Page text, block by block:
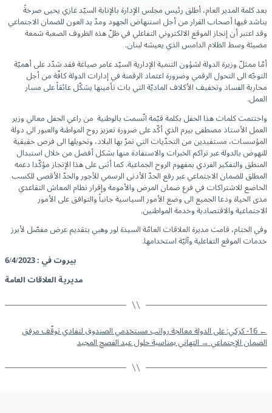
بعد كلمة المدير العام، أطلق رئيس مجلس الإدارة بالإنابة السيّد غازي يحيى صرخةً
يناشد فيها أصحاب القرار من أجل استنهاض الجهود ومدّ يد العون للضمان الاجتماعي
وقد اعتبر أن إنجاز الموقع الالكتروني التفاعلي في ظلّ هذه الظروف الصعبة شمعة
مضيئة وسط الظلام الدامس الذي يعيشه لبنان.
أمّا ممثلّ وزيرة الدولة لشؤون التنمية الإدارية السيّد عامر صياغة فقد شدّد على أهميّة
التوجّه الى التحول الرقمي وضرورة اعتماد الرقمنة في إدارات الدولة كافّة من أجل
محاربة الفساد وتخفيف الأكلاف الماديّة التي بات تأمينها يشكّل عائقاً على مسار
العمل.
واختتمت كلمات هذا الحفل بكلمة قيّمة اتّسمت بالوطنية من راعي الحفل معالي وزير
العمل الأستاذ مصطفى بيرم الذي أكّد على ضرورة تعزيز روح المواطنة والعبور الى دولة
المؤسسات، مستفيدين من التحدّيات التي تمرّ بها البلاد، وتحويلها الى فرص حقيقية
للنهوض بالدولة عبر تراكم الخبرات والاستفادة منها بشكل أفضل من خلال استبدال
المنطق والتفكير الفردي بمفهوم الروح الجماعية. كما أثنى على هذا الإنجاز مؤكّدا دعمه
المطلق للضمان الاجتماعي عبر رفع الحدّ الأدنى الرسمي للأجور والحدّ الأقصى للكسب
الخاضع للاشتراكات في فرع ضمان المرض والأمومة وإقرار نظام المعاش التقاعدي
مدى الحياة ودعا الجميع الى وضع الأمور السياسية جانباً والتوافق على الأمور
الاجتماعية والاقتصادية وخدمة المواطنين.
وفي الختام، قامت مديرة العلاقات العامّة السيدة لور وهبي بتقديم عرض مفصّل لأبرز
خدمات الموقع التفاعلية وآليّة استخدامها.
بيروت في : 6/4/2023
مديرية العلاقات العامة
← 16- كركي: على الدولة معالجة رواتب مستخدمي الصندوق لتفادي توقّف مرفق
الضمان الإجتماعي→التهاني بمناسبة حلول عيد الفصح المجيد